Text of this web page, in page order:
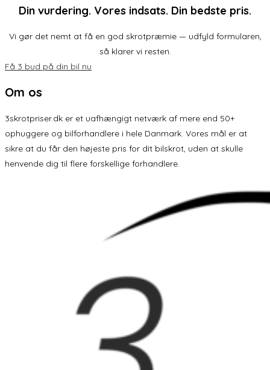
Din vurdering. Vores indsats. Din bedste pris.
Vi gør det nemt at få en god skrotpræmie — udfyld formularen,
så klarer vi resten.
Få 3 bud på din bil nu
Om os
3skrotpriser.dk er et uafhængigt netværk af mere end 50+
ophuggere og bilforhandlere i hele Danmark. Vores mål er at
sikre at du får den højeste pris for dit bilskrot, uden at skulle
henvende dig til flere forskellige forhandlere.